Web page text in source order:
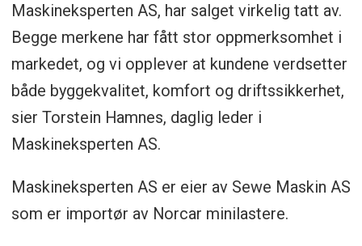
Maskineksperten AS, har salget virkelig tatt av.
Begge merkene har fått stor oppmerksomhet i
markedet, og vi opplever at kundene verdsetter
både byggekvalitet, komfort og driftssikkerhet,
sier Torstein Hamnes, daglig leder i
Maskineksperten AS.
Maskineksperten AS er eier av Sewe Maskin AS
som er importør av Norcar minilastere.